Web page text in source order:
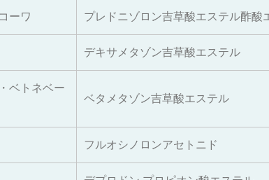
ーワ プレドニゾロン吉草酸エステル酢酸
デキサメタゾン吉草酸エステル
ベトネベー
ベタメタゾン吉草酸エステル
フルオシノロンアセトニド